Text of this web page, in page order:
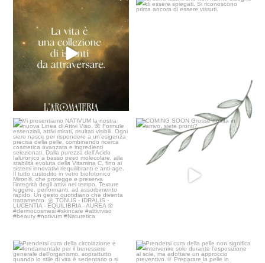
L`Aromateria - Leggi.Respira.Poi
26 0
Ci sono istanti che non hanno
bisogno di essere
Vi presentiamo NATIVUM la nostra
nuova Linea di...
40 3
COMING SOON
Grosse novità in arrivo,
Prendersi cura della circolazione è
fondamentale...
Prendersi cura della pelle non
significa...